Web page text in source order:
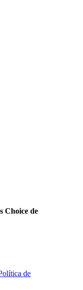
Choice de
de